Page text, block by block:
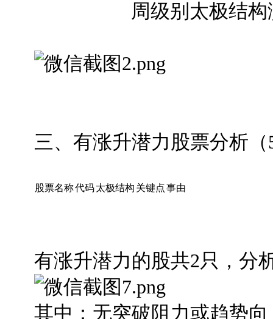
周级别太极结构
三、有涨升潜力股票分析（
股票名称代码太极结构 关键点事由
有涨升潜力的股共2只，分
其中：无突破阻力或趋势向